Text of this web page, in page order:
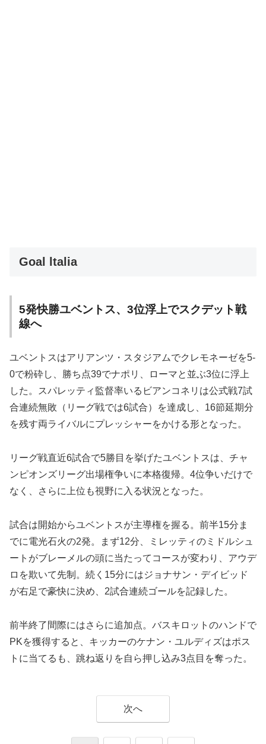
Goal ltalia
5発快勝ユベントス、3位浮上でスクデット戦
線へ
ユベントスはアリアンツ・スタジアムでクレモネーゼを5-
0で粉砕し、勝ち点39でナポリ、ローマと並ぶ3位に浮上
した。スパレッティ監督率いるビアンコネリは公式戦7試
合連続無敗（リーグ戦では6試合）を達成し、16節延期分
を残す両ライバルにプレッシャーをかける形となった。
リーグ戦直近6試合で5勝目を挙げたユベントスは、チャ
ンピオンズリーグ出場権争いに本格復帰。4位争いだけで
なく、さらに上位も視野に入る状況となった。
試合は開始からユベントスが主導権を握る。前半15分ま
でに電光石火の2発。まず12分、ミレッティのミドルシュ
ートがブレーメルの頭に当たってコースが変わり、アウデ
ロを欺いて先制。続く15分にはジョナサン・デイビッド
が右足で豪快に決め、2試合連続ゴールを記録した。
前半終了間際にはさらに追加点。バスキロットのハンドで
PKを獲得すると、キッカーのケナン・ユルディズはポス
トに当てるも、跳ね返りを自ら押し込み3点目を奪った。
次へ